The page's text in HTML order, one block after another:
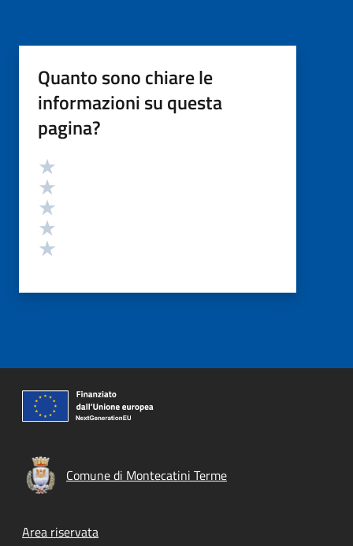
Quanto sono chiare le
informazioni su questa
pagina?
Valutazione
Comune di Montecatini Terme
Footer menu
Area riservata